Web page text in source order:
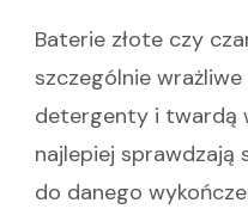
Baterie złote czy
szczególnie
detergenty i twardą
najlepiej
do danego